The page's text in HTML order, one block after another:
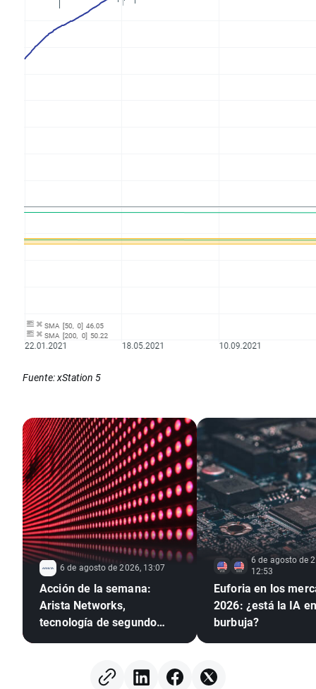
Fuente: xStation 5
6 de agosto de 2026, 13:07
Acción de la semana:
Arista Networks,
tecnología de segundo
6 de agosto de
12:53
Euforia en los
2026: ¿está la IA
burbuja?